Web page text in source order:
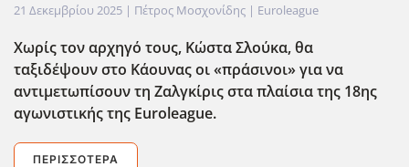
21 Δεκεμβρίου 2025 | Πέτρος Μοσχονίδης | Euroleague
Χωρίς τον αρχηγό τους, Κώστα Σλούκα, θα
ταξιδέψουν στο Κάουνας οι «πράσινοι» για να
αντιμετωπίσουν τη Ζαλγκίρις στα πλαίσια της 18ης
αγωνιστικής της Euroleague.
ΠΕΡΙΣΣΌΤΕΡΑ